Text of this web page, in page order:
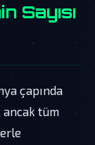
Sayısı
çapında
ancak tüm